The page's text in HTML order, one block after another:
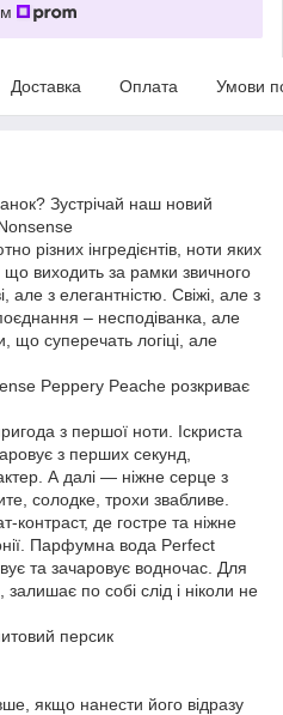
Доставка Оплата Умови
Зустрічай наш новий
різних інгредієнтів, ноти яких
виходить за рамки звичного
але з елегантністю. Свіжі, але з
– несподіванка, але
що суперечать логіці, але
Peppery Peache розкриває
з першої ноти. Іскриста
з перших секунд,
А далі — ніжне серце з
солодке, трохи звабливе.
де гостре та ніжне
Парфумна вода Perfect
та зачаровує водночас. Для
по собі слід і ніколи не
персик
якщо нанести його відразу